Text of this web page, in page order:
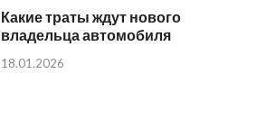
Какие траты ждут нового
владельца автомобиля
18.01.2026